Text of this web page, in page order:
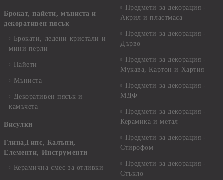
Брокат, пайети, мъниста и
декоративен пясък
Брокати, ледени кристали и
мини перли
Пайети
Мъниста
Декоративен пясък и
камъчета
Висулки
Глина,Гипс, Калъпи,
Елементи, Инструменти
Керамична смес за отливки
Предмети за декорация -
Акрил и пластмаса
Предмети за декорация -
Дърво
Предмети за декорация -
Мукава, Картон и Хартия
Предмети за декорация -
МДФ
Предмети за декорация -
Керамика и метал
Предмети за декорация -
Стирофом
Предмети за декорация -
Стъкло